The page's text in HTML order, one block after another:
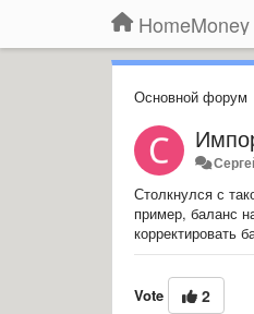
HomeMoney
Основной форум
Столкнулся с
пример, баланс
корректировать
Vote 2